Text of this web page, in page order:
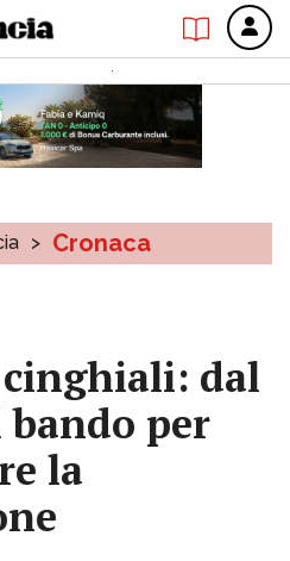
> Cronaca
dal
per
la